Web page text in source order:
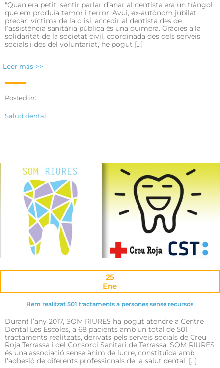
“Quan era petit, sentir parlar d’anar al dentista era un tràngol
que em produïa temor i terror. Avui, ex-autònom jubilat
precari víctima de la crisi, accedir al dentista des de
l’assistència sanitària pública és una quimera. Gràcies a la
solidaritat de la societat civil, coordinada des dels serveis
socials i des del voluntariat, he pogut […]
Leer más >>
Posted in:
Salud dental
25
Ene
Hem realitzat 501 tractaments a persones sense recursos
Durant l’any 2017, SOM RIURES ha pogut atendre a Centre
Dental Les Escoles, a 68 pacients amb un total de 501
tractaments realitzats, derivats pels serveis socials de Creu
Roja Terrassa i del Consorci Sanitari de Terrassa. SOM RIURES
és una associació sense ànim de lucre, constituïda amb
l’adhesió de diferents professionals de la salut dental, […]